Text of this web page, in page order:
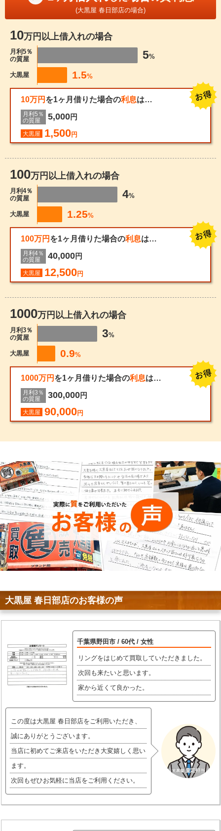
(大黒屋 春日部店の場合)
10万円以上借入れの場合
月利5％
の質屋
5%
大黒屋 1.5%
10万円 を1ヶ月借りた場合の利息は…
月利5％
の質屋
5,000円
大黒屋 1,500円
100万円以上借入れの場合
月利4％
の質屋
4%
大黒屋 1.25%
100万円 を1ヶ月借りた場合の利息は…
月利4％
の質屋
40,000円
大黒屋 12,500円
1000万円以上借入れの場合
月利3％
の質屋
3%
大黒屋 0.9%
1000万円 を1ヶ月借りた場合の利息は…
月利3％
の質屋
300,000円
大黒屋 90,000円
大黒屋 春日部店のお客様の声
千葉県野田市 / 60代 / 女性
リングをはじめて買取していただきました。
次回も来たいと思います。
家から近くて良かった。
この度は大黒屋 春日部店をご利用いただき、
誠にありがとうございます。
当店に初めてご来店をいただき大変嬉しく思い
ます。
次回もぜひお気軽に当店をご利用ください。